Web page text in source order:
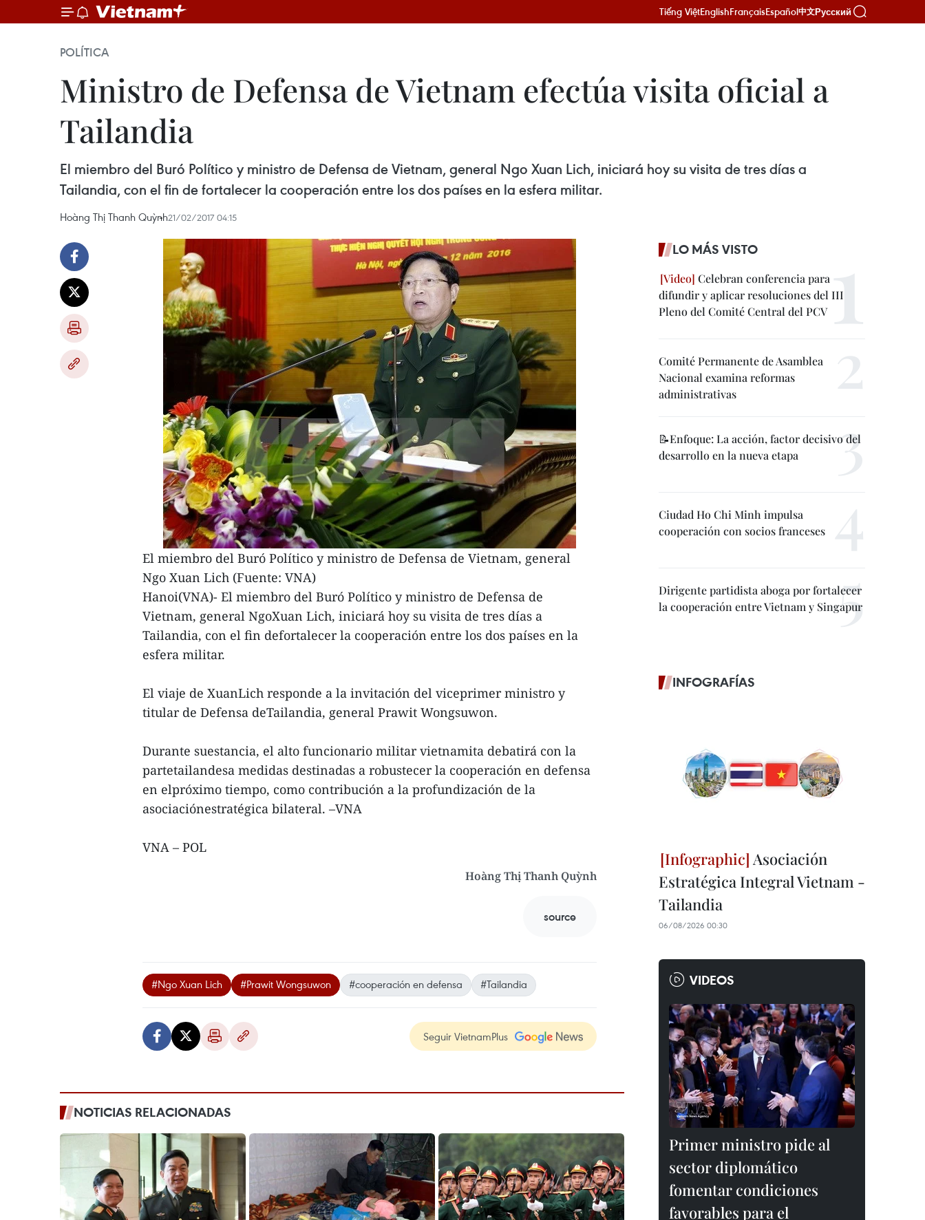
Tiếng ViệtEnglishFrançaisEspañol中文Русский
POLÍTICA
Ministro de Defensa de Vietnam efectúa visita oficial a
Tailandia
El miembro del Buró Político y ministro de Defensa de Vietnam, general Ngo Xuan Lich, iniciará hoy su visita de tres días a
Tailandia, con el fin de fortalecer la cooperación entre los dos países en la esfera militar.
Hoàng Thị Thanh Quỳnh21/02/2017 04:15
El miembro del Buró Político y ministro de Defensa de Vietnam, general
Ngo Xuan Lich (Fuente: VNA)
Hanoi(VNA)- El miembro del Buró Político y ministro de Defensa de
Vietnam, general NgoXuan Lich, iniciará hoy su visita de tres días a
Tailandia, con el fin defortalecer la cooperación entre los dos países en la
esfera militar.
El viaje de XuanLich responde a la invitación del viceprimer ministro y
titular de Defensa deTailandia, general Prawit Wongsuwon.
Durante suestancia, el alto funcionario militar vietnamita debatirá con la
partetailandesa medidas destinadas a robustecer la cooperación en defensa
en elpróximo tiempo, como contribución a la profundización de la
asociaciónestratégica bilateral. –VNA
VNA – POL
Hoàng Thị Thanh Quỳnh
source
#Ngo Xuan Lich #Prawit Wongsuwon #cooperación en defensa #Tailandia
Seguir VietnamPlus
NOTICIAS RELACIONADAS
LO MÁS VISTO
Celebran conferencia para
difundir y aplicar resoluciones del III
Pleno del Comité Central del PCV
Comité Permanente de Asamblea
Nacional examina reformas
administrativas
📝Enfoque: La acción, factor decisivo del
desarrollo en la nueva etapa
Ciudad Ho Chi Minh impulsa
cooperación con socios franceses
Dirigente partidista aboga por fortalecer
la cooperación entre Vietnam y Singapur
INFOGRAFÍAS
Asociación
Estratégica Integral Vietnam -
Tailandia
06/08/2026 00:30
VIDEOS
Primer ministro pide al
sector diplomático
fomentar condiciones
favorables para el